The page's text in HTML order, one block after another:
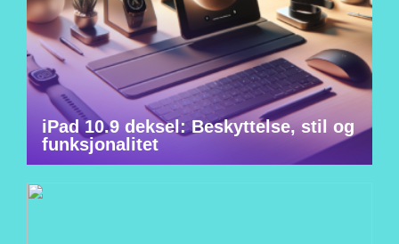
iPad 10.9 deksel: Beskyttelse, stil og
funksjonalitet